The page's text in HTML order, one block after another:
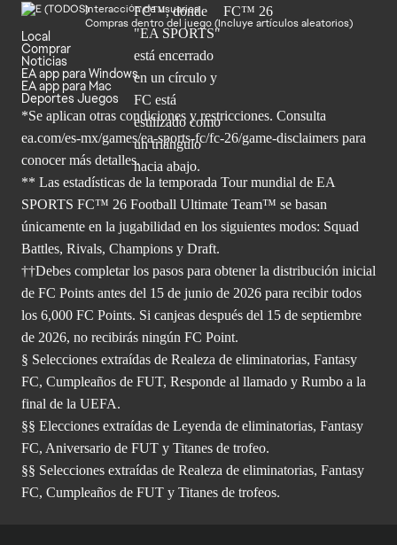
Interacción de usuarios
Compras dentro del juego (Incluye artículos aleatorios)
Local
Comprar
Noticias
EA app para Windows
EA app para Mac
Deportes Juegos
*Se aplican otras condiciones y restricciones. Consulta
ea.com/es-mx/games/ea-sports-fc/fc-26/game-disclaimers para
conocer más detalles.
** Las estadísticas de la temporada Tour mundial de EA
SPORTS FC™ 26 Football Ultimate Team™ se basan
únicamente en la jugabilidad en los siguientes modos: Squad
Battles, Rivals, Champions y Draft.
††Debes completar los pasos para obtener la distribución inicial
de FC Points antes del 15 de junio de 2026 para recibir todos
los 6,000 FC Points. Si canjeas después del 15 de septiembre
de 2026, no recibirás ningún FC Point.
§ Selecciones extraídas de Realeza de eliminatorias, Fantasy
FC, Cumpleaños de FUT, Responde al llamado y Rumbo a la
final de la UEFA.
§§ Elecciones extraídas de Leyenda de eliminatorias, Fantasy
FC, Aniversario de FUT y Titanes de trofeo.
§§ Selecciones extraídas de Realeza de eliminatorias, Fantasy
FC, Cumpleaños de FUT y Titanes de trofeos.